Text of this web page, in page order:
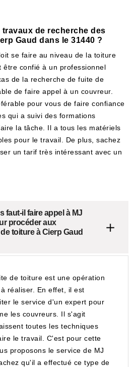
de recherche des
Gaud dans le 31440 ?
se faire au niveau de la toiture
être confié à un professionnel
de la recherche de fuite de
de faire appel à un couvreur.
pour vous de faire confiance
qui a suivi des formations
la tâche. Il a tous les matériels
pour le travail. De plus, sachez
un tarif très intéressant avec un
faut-il faire appel à MJ
procéder aux
toiture à Cierp Gaud
de toiture est une opération
réaliser. En effet, il est
le service d'un expert pour
les couvreurs. Il s'agit
toutes les techniques
le travail. C'est pour cette
proposons le service de MJ
qu'il a effectué ce type de